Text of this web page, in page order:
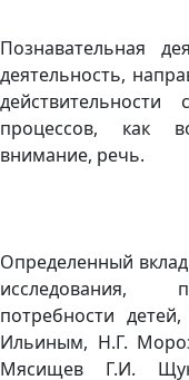
Познавательная
деятельность,
процессов, как
внимание, речь.
Определенный
исследования,
потребности
Ильиным, Н.Г.
Мясищев Г.И.